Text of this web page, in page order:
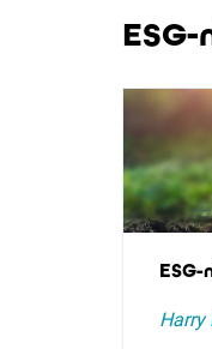
ESG-
Harry